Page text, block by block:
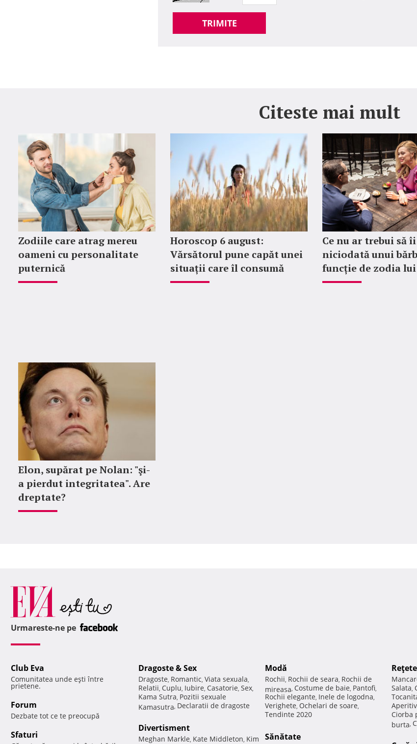
TRIMITE
Citeste mai mult
Zodiile care atrag mereu
oameni cu personalitate
puternică
Horoscop 6 august:
Vărsătorul pune capăt unei
situații care îl consumă
Ce nu ar trebui să
niciodată unui
funcție de zodia lui
Elon, supărat pe Nolan: "şi-
a pierdut integritatea". Are
dreptate?
Urmareste-ne pe
Club Eva
Comunitatea unde eşti între
prietene.
Forum
Dezbate tot ce te preocupă
Sfaturi
Dragoste & Sex
Dragoste, Romantic, Viata sexuala,
Relatii, Cuplu, Iubire, Casatorie, Sex,
Kama Sutra, Pozitii sexuale
Kamasutra, Declaratii de dragoste
Divertisment
Meghan Markle, Kate Middleton, Kim
Modă
Rochii, Rochii de seara, Rochii de
mireasa, Costume de baie, Pantofi,
Rochii elegante, Inele de logodna,
Verighete, Ochelari de soare,
Tendinte 2020
Sănătate
Reţete
Salata,
Ciorba
burta,